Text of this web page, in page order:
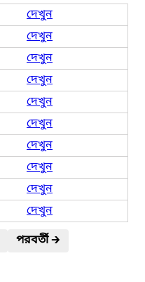
দেখুন
দেখুন
দেখুন
দেখুন
দেখুন
দেখুন
দেখুন
দেখুন
দেখুন
দেখুন
পরবর্তী🡲